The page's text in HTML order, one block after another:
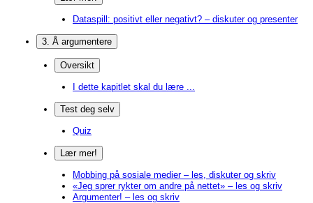
Dataspill: positivt eller negativt? – diskuter og presenter
3. Å argumentere
Oversikt
I dette kapitlet skal du lære ...
Test deg selv
Quiz
Lær mer!
Mobbing på sosiale medier – les, diskuter og skriv
«Jeg sprer rykter om andre på nettet» – les og skriv
Argumenter! – les og skriv